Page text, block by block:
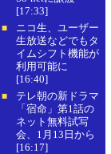
[17:33]
■
ニコ生、ユーザー
生放送などでもタ
イムシフト機能が
利用可能に
[16:40]
■
テレ朝の新ドラマ
「宿命」第1話の
ネット無料試写
会、1月13日から
[16:17]